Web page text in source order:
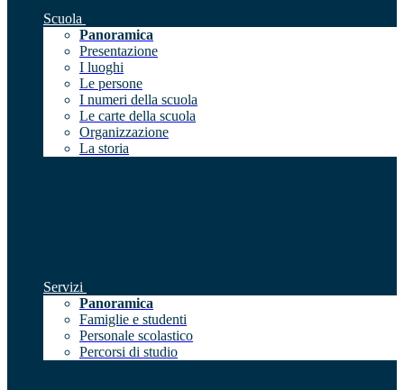
Scuola
Panoramica
Presentazione
I luoghi
Le persone
I numeri della scuola
Le carte della scuola
Organizzazione
La storia
Servizi
Panoramica
Famiglie e studenti
Personale scolastico
Percorsi di studio